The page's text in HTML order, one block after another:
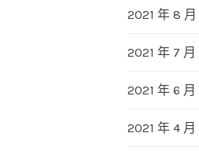
2021 年 8 月
2021 年 7 月
2021 年 6 月
2021 年 4 月